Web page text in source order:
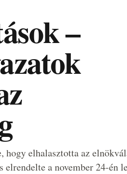
–
elhalasztotta az
a november 24-én